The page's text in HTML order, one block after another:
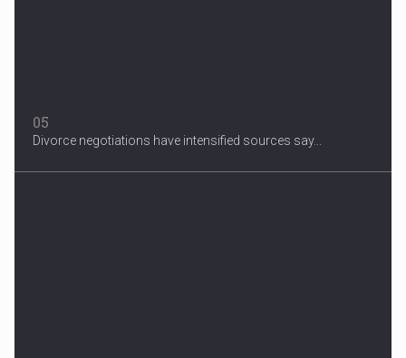
05
Divorce negotiations have intensified sources say...